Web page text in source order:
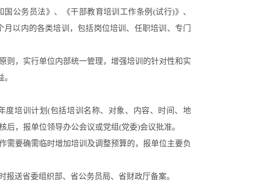
公务员法》、《干部教育培训工作条例 (试行)》、
以内的各类培训，包括岗位培训、任职培训、专门
则，实行单位内部统一管理，增强培训的针对性和实
度培训计划(包括培训名称、对象、内容、时间、地
，报单位领导办公会议或党组(党委)会议批准。
需要确需临时增加培训及调整预算的，报单位主要负
报送省委组织部、省公务员局、省财政厅备案。